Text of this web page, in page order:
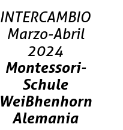
INTERCAMBIO
Marzo-Abril
2024
Montessori-
Schule
WeiBhenhorn
Alemania